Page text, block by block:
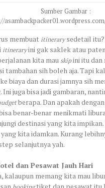
Sumber Gambar :
membuat itinerarysedetail
itineraryini gak saklek atau
kita mau skipini itu dan
tambahan sih boleh aja. Tapi
biaya dan durasi jamnya sih
Ini juga bisa jadi gambaran,
berapa. Dan apakah dengan
benar-benar menikmati
destinasi yang kita
kita idamkan. Kurang
selanjutnya yah.
dan Pesawat Jauh Hari
kalaupun memang kita mau
tiket dan pesawat itu